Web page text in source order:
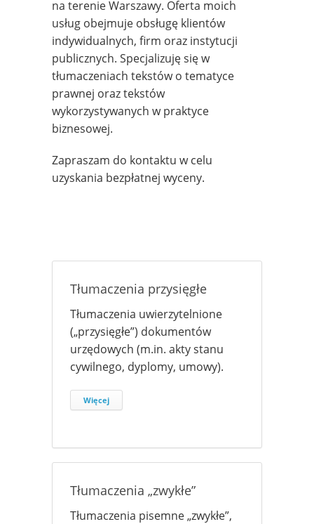
na terenie Warszawy. Oferta moich
usług obejmuje obsługę klientów
indywidualnych, firm oraz instytucji
publicznych. Specjalizuję się w
tłumaczeniach tekstów o tematyce
prawnej oraz tekstów
wykorzystywanych w praktyce
biznesowej.
Zapraszam do kontaktu w celu
uzyskania bezpłatnej wyceny.
Tłumaczenia przysięgłe
Tłumaczenia uwierzytelnione
(„przysięgłe”) dokumentów
urzędowych (m.in. akty stanu
cywilnego, dyplomy, umowy).
Więcej
Tłumaczenia „zwykłe”
Tłumaczenia pisemne „zwykłe”,